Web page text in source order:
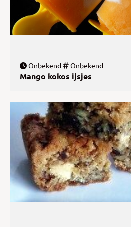
Onbekend Onbekend
Mango kokos ijsjes